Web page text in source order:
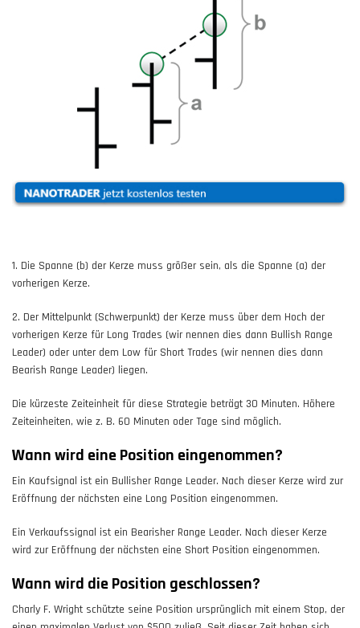
1. Die Spanne (b) der Kerze muss größer sein, als die Spanne (a) der
vorherigen Kerze.
2. Der Mittelpunkt (Schwerpunkt) der Kerze muss über dem Hoch der
vorherigen Kerze für Long Trades (wir nennen dies dann Bullish Range
Leader) oder unter dem Low für Short Trades (wir nennen dies dann
Bearish Range Leader) liegen.
Die kürzeste Zeiteinheit für diese Strategie beträgt 30 Minuten. Höhere
Zeiteinheiten, wie z. B. 60 Minuten oder Tage sind möglich.
Wann wird eine Position eingenommen?
Ein Kaufsignal ist ein Bullisher Range Leader. Nach dieser Kerze wird zur
Eröffnung der nächsten eine Long Position eingenommen.
Ein Verkaufssignal ist ein Bearisher Range Leader. Nach dieser Kerze
wird zur Eröffnung der nächsten eine Short Position eingenommen.
Wann wird die Position geschlossen?
Charly F. Wright schützte seine Position ursprünglich mit einem Stop, der